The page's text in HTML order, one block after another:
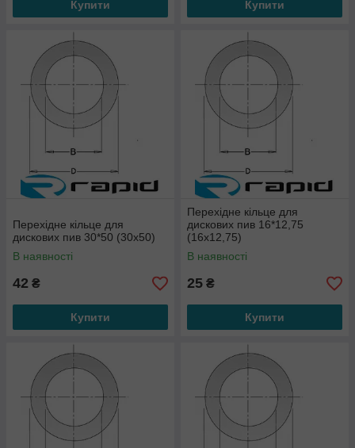
Купити Купити
Перехідне кільце для
дискових пив 30*50 (30х50)
В наявності
42 ₴
Купити
Перехідне кільце для
дискових пив 16*12,75
(16х12,75)
В наявності
25 ₴
Купити